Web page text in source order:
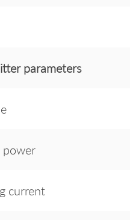
parameters
current